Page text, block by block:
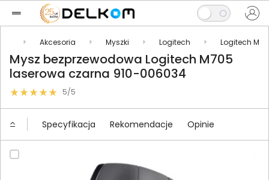
Akcesoria Myszki Logitech Logitech M
Mysz bezprzewodowa Logitech M705
laserowa czarna 910-006034
5/5
Specyfikacja Rekomendacje Opinie